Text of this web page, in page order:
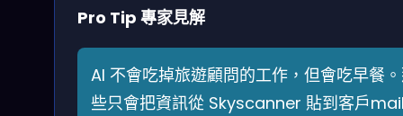
Pro Tip 專家見解
AI 不會吃掉旅遊顧問的工作，但會吃早餐
些只會把資訊從 Skyscanner 貼到客戶